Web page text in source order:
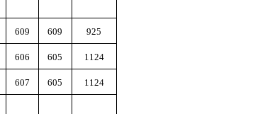
609 609 925
606 605 1124
607 605 1124